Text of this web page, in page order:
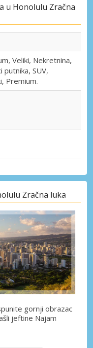
u Honolulu Zračna
Veliki, Nekretnina,
putnika, SUV,
Premium.
Zračna luka
gornji obrazac
jeftine Najam